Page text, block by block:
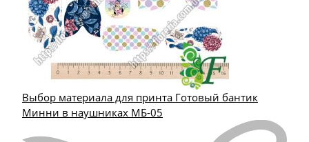
Выбор материала для принта Готовый бантик
Минни в наушниках МБ-05